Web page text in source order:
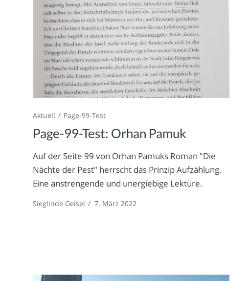
Aktuell Page-99-Test
Page-99-Test: Orhan Pamuk
Auf der Seite 99 von Orhan Pamuks Roman "Die
Nächte der Pest" herrscht das Prinzip Aufzählung.
Eine anstrengende und unergiebige Lektüre.
Sieglinde Geisel / 7. März 2022